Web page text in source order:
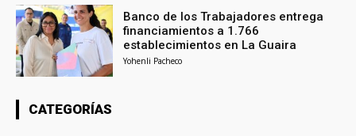
Banco de los Trabajadores entrega
financiamientos a 1.766
establecimientos en La Guaira
Yohenli Pacheco
CATEGORÍAS